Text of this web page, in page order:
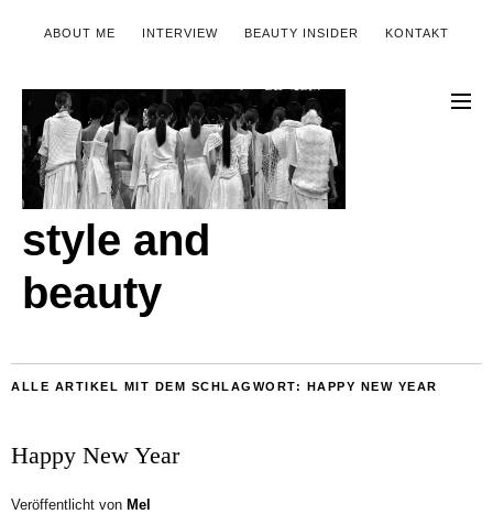
ABOUT ME INTERVIEW BEAUTY INSIDER KONTAKT
style and
beauty
ALLE ARTIKEL MIT DEM SCHLAGWORT: HAPPY NEW YEAR
Happy New Year
Veröffentlicht von Mel